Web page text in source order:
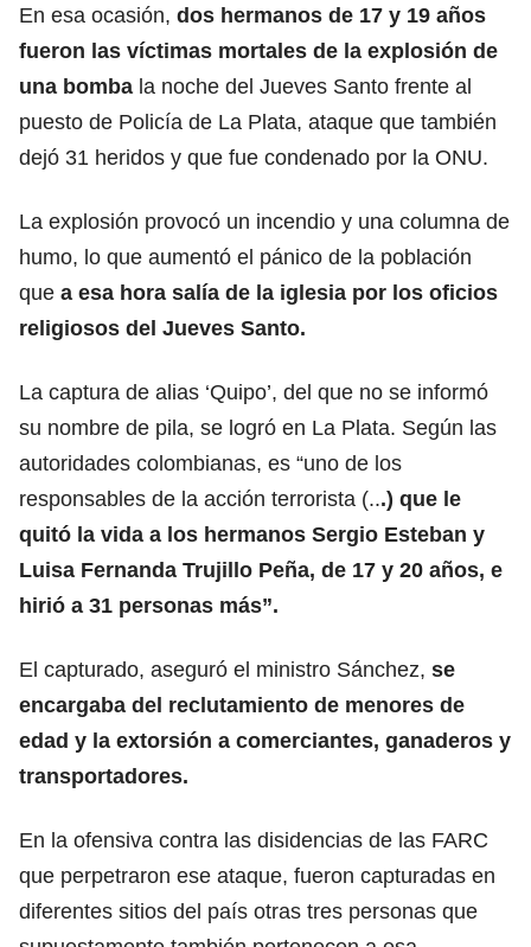
En esa ocasión, dos hermanos de 17 y 19 años
fueron las víctimas mortales de la explosión de
una bomba la noche del Jueves Santo frente al
puesto de Policía de La Plata, ataque que también
dejó 31 heridos y que fue condenado por la ONU.
La explosión provocó un incendio y una columna de
humo, lo que aumentó el pánico de la población
que a esa hora salía de la iglesia por los oficios
religiosos del Jueves Santo.
La captura de alias ‘Quipo’, del que no se informó
su nombre de pila, se logró en La Plata. Según las
autoridades colombianas, es “uno de los
responsables de la acción terrorista (...) que le
quitó la vida a los hermanos Sergio Esteban y
Luisa Fernanda Trujillo Peña, de 17 y 20 años, e
hirió a 31 personas más”.
El capturado, aseguró el ministro Sánchez, se
encargaba del reclutamiento de menores de
edad y la extorsión a comerciantes, ganaderos y
transportadores.
En la ofensiva contra las disidencias de las FARC
que perpetraron ese ataque, fueron capturadas en
diferentes sitios del país otras tres personas que